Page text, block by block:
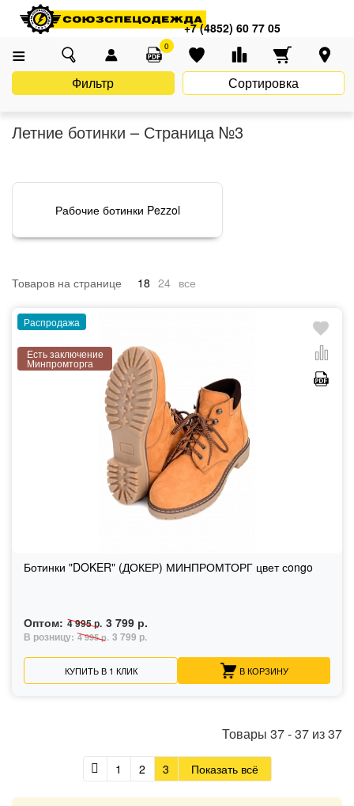
+7 (4852) 60 77 05
0
Главная Каталог Спецобувь Летняя обувь Летние ботинки
Летние ботинки – Страница №3
Рабочие ботинки Pezzol
Фильтр Сортировка
Товаров на странице 18 24 все
Распродажа
Есть заключение
Минпромторга
Ботинки "DOKER" (ДОКЕР) МИНПРОМТОРГ цвет сongo
Оптом: 4 995 р. 3 799 р.
В розницу: 4 995 р. 3 799 р.
КУПИТЬ В 1 КЛИК В КОРЗИНУ
Товары 37-37 из37
1 2 3 Показать всё